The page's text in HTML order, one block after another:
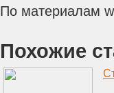
По материалам
Похожие